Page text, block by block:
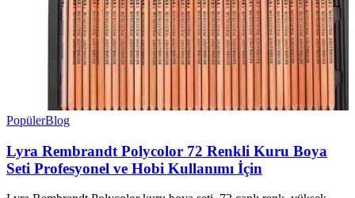
PopülerBlog
Lyra Rembrandt Polycolor 72 Renkli Kuru Boya
Seti Profesyonel ve Hobi Kullanımı İçin